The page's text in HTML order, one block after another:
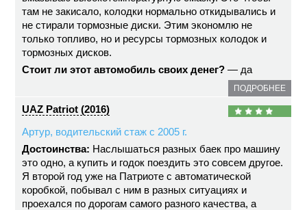
там не закисало, колодки нормально откидывались и
не стирали тормозные диски. Этим экономлю не
только топливо, но и ресурсы тормозных колодок и
тормозных дисков.
Стоит ли этот автомобиль своих денег? — да
ПОДРОБНЕЕ
UAZ Patriot (2016)
Артур, водительский стаж с 2005 г.
Достоинства: Наслышаться разных баек про машину
это одно, а купить и годок поездить это совсем другое.
Я второй год уже на Патриоте с автоматической
коробкой, побывал с ним в разных ситуациях и
проехался по дорогам самого разного качества, а